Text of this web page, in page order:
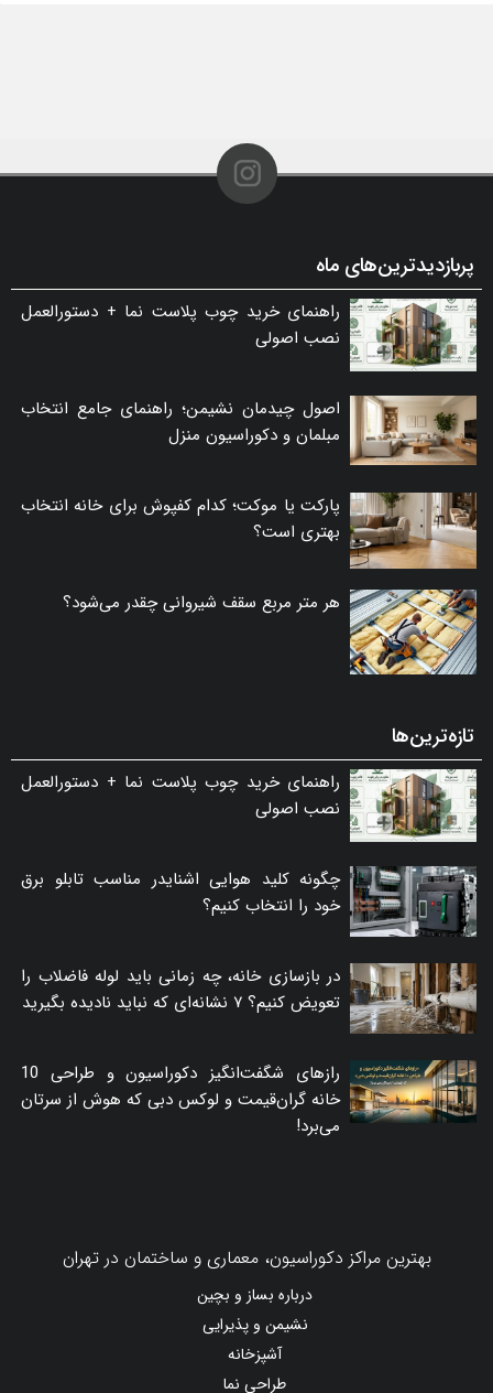
پربازدیدترین‌های ماه
راهنمای خرید چوب پلاست نما + دستورالعمل
نصب اصولی
اصول چیدمان نشیمن؛ راهنمای جامع انتخاب
مبلمان و دکوراسیون منزل
پارکت یا موکت؛ کدام کفپوش برای خانه انتخاب
بهتری است؟
هر متر مربع سقف شیروانی چقدر می‌شود؟
تازه‌ترین‌ها
راهنمای خرید چوب پلاست نما + دستورالعمل
نصب اصولی
چگونه کلید هوایی اشنایدر مناسب تابلو برق
خود را انتخاب کنیم؟
در بازسازی خانه، چه زمانی باید لوله فاضلاب را
تعویض کنیم؟ ۷ نشانه‌ای که نباید نادیده بگیرید
رازهای شگفت‌انگیز دکوراسیون و طراحی 10
خانه گران‌قیمت و لوکس دبی که هوش از سرتان
می‌برد!
بهترین مراکز دکوراسیون، معماری و ساختمان در تهران
درباره بساز و بچین
نشیمن و پذیرایی
آشپزخانه
طراحی نما